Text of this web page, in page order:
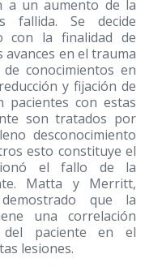
a un aumento de la
fallida. Se decide
con la finalidad de
en el trauma
conocimientos en
y fijación de
pacientes con estas
son tratados por
desconocimiento
esto constituye el
el fallo de la
Matta y Merritt,
que la
una correlación
paciente en el
lesiones.